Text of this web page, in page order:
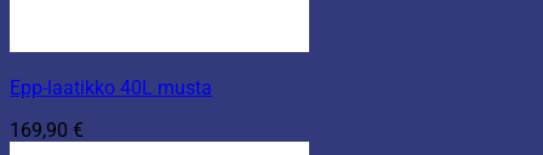
Epp-laatikko 40L musta
169,90 €